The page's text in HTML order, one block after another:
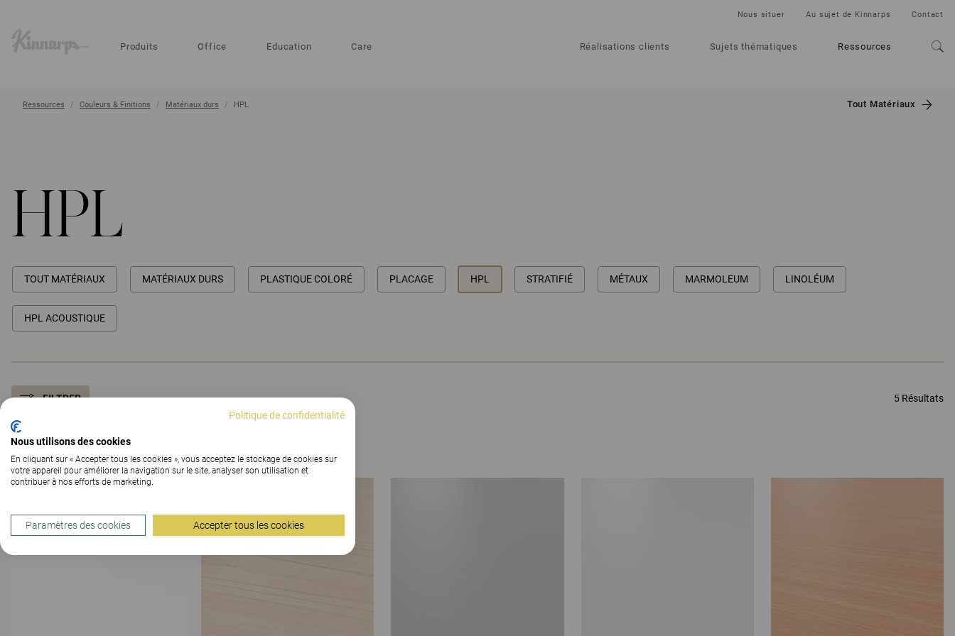
Produits Office Education Care Réalisations clients Sujets thématiques Ressources
Nous situer Au sujet de Kinnarps Contact
Ressources Couleurs & Finitions Matériaux durs HPL Tout Matériaux
HPL
TOUT MATÉRIAUX MATÉRIAUX DURS PLASTIQUE COLORÉ PLACAGE HPL STRATIFIÉ MÉTAUX MARMOLEUM LINOLÉUM
HPL ACOUSTIQUE
FILTRER 5 Résultats
HPL
Politique de confidentialité
Nous utilisons des cookies
En cliquant sur « Accepter tous les cookies », vous acceptez le stockage de cookies sur
votre appareil pour améliorer la navigation sur le site, analyser son utilisation et
contribuer à nos efforts de marketing.
Paramètres des cookies Accepter tous les cookies